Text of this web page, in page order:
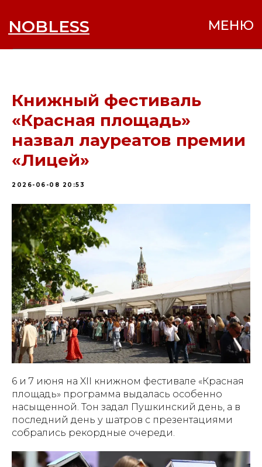
NOBLESS
Книжный фестиваль
«Красная площадь»
назвал лауреатов премии
«Лицей»
2026-06-08 20:53
6 и 7 июня на XII книжном фестивале «Красная
площадь» программа выдалась особенно
насыщенной. Тон задал Пушкинский день, а в
последний день у шатров с презентациями
собрались рекордные очереди.